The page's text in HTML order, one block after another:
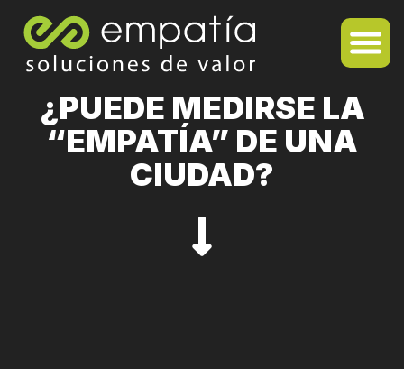
¿PUEDE MEDIRSE LA
“EMPATÍA” DE UNA
CIUDAD?